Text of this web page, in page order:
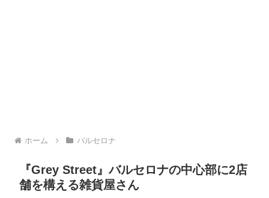
ホーム バルセロナ
『Grey Street』バルセロナの中心部に2店
舗を構える雑貨屋さん